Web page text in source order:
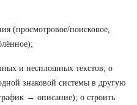
(просмотровое/поисковое,
и несплошных текстов; o
знаковой системы в другую
→ описание); o строить